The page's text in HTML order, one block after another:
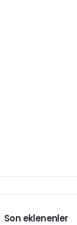
Son eklenenler